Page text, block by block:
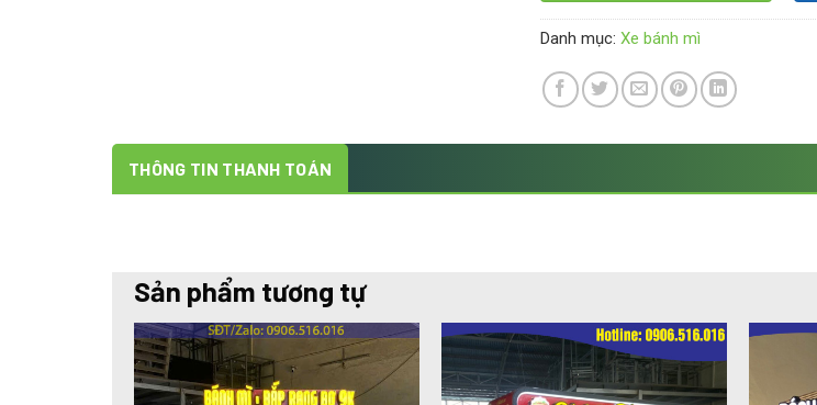
Danh mục: Xe bánh mì
THÔNG TIN THANH TOÁN
Sản phẩm tương tự